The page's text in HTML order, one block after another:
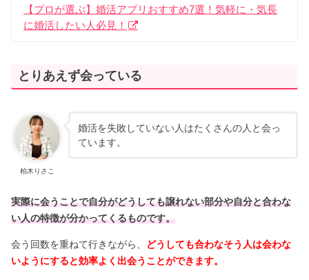
【プロが選ぶ】婚活アプリおすすめ7選！気軽に・気長
に婚活したい人必見！
とりあえず会っている
柏木りさこ
婚活を失敗していない人はたくさんの人と会っ
ています。
実際に会うことで自分がどうしても譲れない部分や自分と合わな
い人の特徴が分かってくるものです。
会う回数を重ねて行きながら、 どうしても合わなそう人は会わな
いようにすると効率よく出会うことができます。